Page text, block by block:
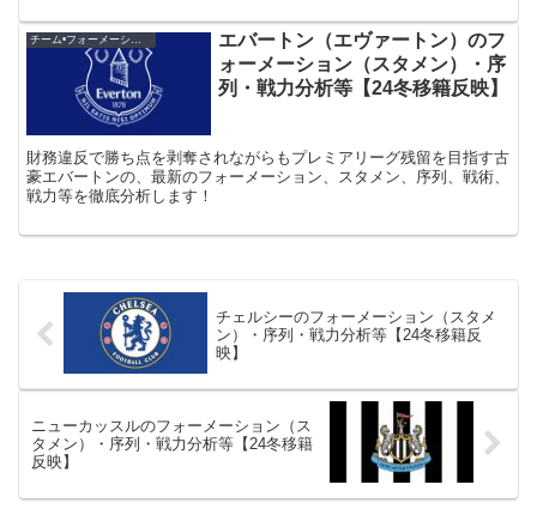
チーム•フォーメーション紹介
エバートン（エヴァートン）のフ
ォーメーション（スタメン）・序
列・戦力分析等【24冬移籍反映】
財務違反で勝ち点を剥奪されながらもプレミアリーグ残留を目指す古
豪エバートンの、最新のフォーメーション、スタメン、序列、戦術、
戦力等を徹底分析します！
チェルシーのフォーメーション（スタメ
ン）・序列・戦力分析等【24冬移籍反
映】
ニューカッスルのフォーメーション（ス
タメン）・序列・戦力分析等【24冬移籍
反映】